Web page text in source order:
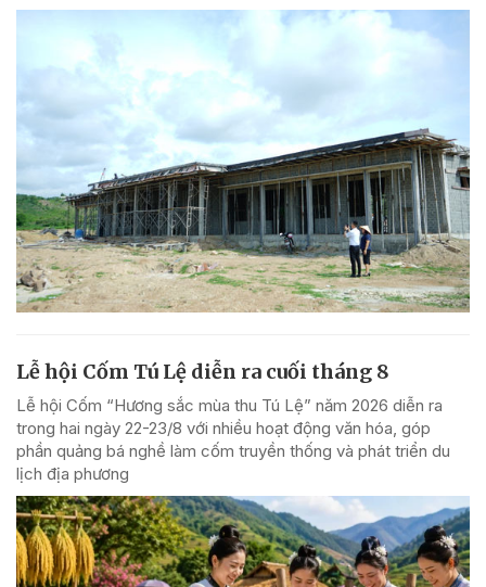
Lễ hội Cốm Tú Lệ diễn ra cuối tháng 8
Lễ hội Cốm “Hương sắc mùa thu Tú Lệ” năm 2026 diễn ra
trong hai ngày 22-23/8 với nhiều hoạt động văn hóa, góp
phần quảng bá nghề làm cốm truyền thống và phát triển du
lịch địa phương